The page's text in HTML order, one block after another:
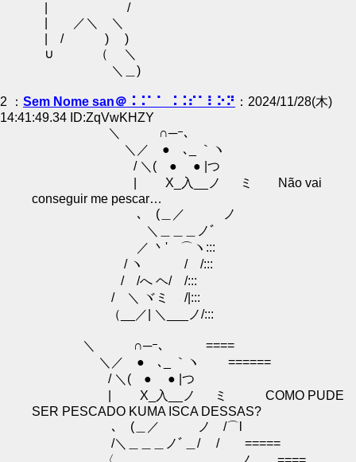
| /
| ／＼ ＼
| / ) )
∪ （ ＼
＼＿)
2 ： Sem Nome san＠⠨⠨⠁⠁ ⠨⠨⠎⠁⠇⠕⠝ ：2024/11/28(木)
14:41:49.34 ID:ZqVwKHZY
＼ ∩─ｰ､
＼／ ● ､_ ｀ヽ
/ ＼( ● ● |つ
| X_入__ノ ミ Não vai
conseguir me pescar…
､ (＿／ ノ
＼＿＿＿ノﾞ
／ 丶' ⌒ヽ:::
/ ヽ / /:::
/ /へ ヘ/ /:::
/ ＼ ヾミ /|:::
（__／| ＼___ノ/:::
＼ ∩─ｰ､ ====
＼／ ● ､_ ｀ヽ ======
/ ＼( ● ● |つ
| X_入__ノ ミ COMO PUDE
SER PESCADO KUMA ISCA DESSAS?
､ (＿／ ノ /⌒l
/＼＿＿＿ノﾞ＿/ / =====